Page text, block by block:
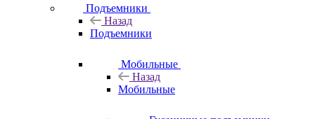
Подъемники
Назад
Подъемники
Мобильные
Назад
Мобильные